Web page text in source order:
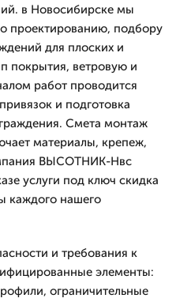
в Новосибирске мы
проектированию, подбору
для плоских и
покрытия, ветровую и
работ проводится
и подготовка
Смета монтаж
материалы, крепеж,
ВЫСОТНИК-Нвс
услуги под ключ скидка
каждого нашего
и требования к
элементы:
ограничительные